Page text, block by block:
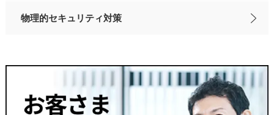
物理的セキュリティ対策